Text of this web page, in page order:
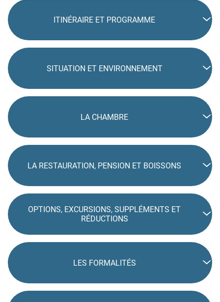
ITINÉRAIRE ET PROGRAMME
SITUATION ET ENVIRONNEMENT
LA CHAMBRE
LA RESTAURATION, PENSION ET BOISSONS
OPTIONS, EXCURSIONS, SUPPLÉMENTS ET
RÉDUCTIONS
LES FORMALITÉS